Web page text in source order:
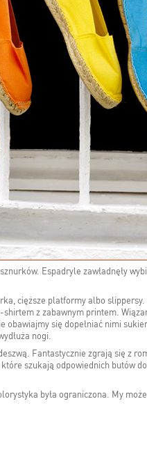
Espadryle zawładnęły
cięższe platformy albo
z zabawnym printem.
się dopełniać nimi
nogi.
Fantastycznie zgrają się z
szukają odpowiednich butów
była ograniczona. My